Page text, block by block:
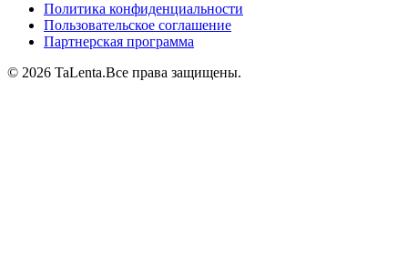
Политика конфиденциальности
Пользовательское соглашение
Партнерская программа
© 2026 TaLenta.Все права защищены.